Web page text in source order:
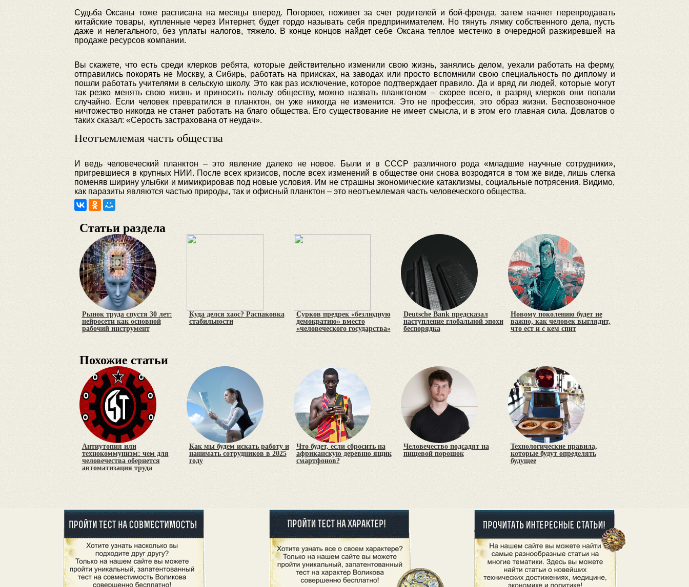
Судьба Оксаны тоже расписана на месяцы вперед. Погорюет, поживет за счет родителей и бой-френда, затем начнет перепродавать
китайские товары, купленные через Интернет, будет гордо называть себя предпринимателем. Но тянуть лямку собственного дела, пусть
даже и нелегального, без уплаты налогов, тяжело. В конце концов найдет себе Оксана теплое местечко в очередной разжиревшей на
продаже ресурсов компании.
Вы скажете, что есть среди клерков ребята, которые действительно изменили свою жизнь, занялись делом, уехали работать на ферму,
отправились покорять не Москву, а Сибирь, работать на приисках, на заводах или просто вспомнили свою специальность по диплому и
пошли работать учителями в сельскую школу. Это как раз исключение, которое подтверждает правило. Да и вряд ли людей, которые могут
так резко менять свою жизнь и приносить пользу обществу, можно назвать планктоном – скорее всего, в разряд клерков они попали
случайно. Если человек превратился в планктон, он уже никогда не изменится. Это не профессия, это образ жизни. Беспозвоночное
ничтожество никогда не станет работать на благо общества. Его существование не имеет смысла, и в этом его главная сила. Довлатов о
таких сказал: «Серость застрахована от неудач».
Неотъемлемая часть общества
И ведь человеческий планктон – это явление далеко не новое. Были и в СССР различного рода «младшие научные сотрудники»,
пригревшиеся в крупных НИИ. После всех кризисов, после всех изменений в обществе они снова возродятся в том же виде, лишь слегка
поменяв ширину улыбки и мимикрировав под новые условия. Им не страшны экономические катаклизмы, социальные потрясения. Видимо,
как паразиты являются частью природы, так и офисный планктон – это неотъемлемая часть человеческого общества.
Статьи раздела
Рынок труда спустя 30 лет:
нейросети как основной
рабочий инструмент
Куда делся хаос? Распаковка
стабильности
Сурков предрек «безлюдную
демократию» вместо
«человеческого государства»
Deutsche Bank предсказал
наступление глобальной эпохи
беспорядка
Новому поколению будет не
важно, как человек выглядит,
что ест и с кем спит
Похожие статьи
Антиутопия или
технокоммунизм: чем для
человечества обернется
автоматизация труда
Как мы будем искать работу и
нанимать сотрудников в 2025
году
Что будет, если сбросить на
африканскую деревню ящик
смартфонов?
Человечество подсадят на
пищевой порошок
Технологические правила,
которые будут определять
будущее